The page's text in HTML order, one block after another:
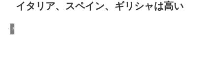
イタリア、スペイン、ギリシャは高い
Money